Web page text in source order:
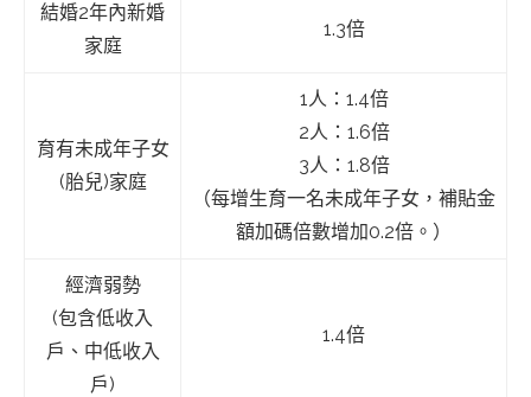
結婚2年內新婚
家庭
1.3倍
育有未成年子女
(胎兒)家庭
1人：1.4倍
2人：1.6倍
3人：1.8倍
（每增生育一名未成年子女，補貼金
額加碼倍數增加0.2倍。）
經濟弱勢
(包含低收入
戶、中低收入
戶)
1.4倍